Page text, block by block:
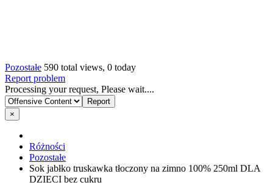
Pozostałe 590 total views, 0 today
Report problem
Processing your request, Please wait....
×
Różności
Pozostałe
Sok jabłko truskawka tłoczony na zimno 100% 250ml DLA
DZIECI bez cukru